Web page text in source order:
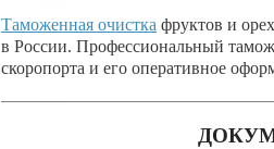
Таможенная очистка фруктов и
в России. Профессиональный
скоропорта и его оперативное